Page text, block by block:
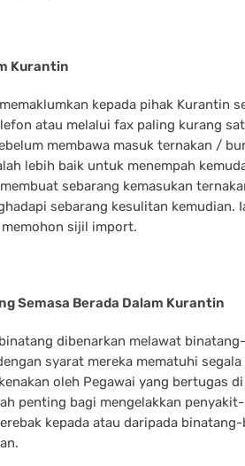
Kurantin
kepada pihak Kurantin
atau melalui fax paling kurang
membawa masuk ternakan /
lebih baik untuk menempah
sebarang kemasukan
sebarang kesulitan kemudian.
sijil import.
Semasa Berada Dalam Kurantin
dibenarkan melawat binatang-
syarat mereka mematuhi segala
oleh Pegawai yang bertugas
penting bagi mengelakkan
kepada atau daripada